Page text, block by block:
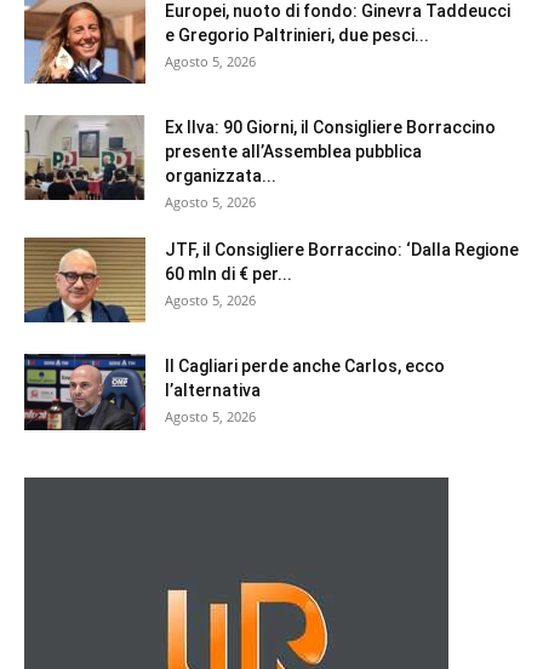
Europei, nuoto di fondo: Ginevra Taddeucci
e Gregorio Paltrinieri, due pesci...
Agosto 5, 2026
Ex Ilva: 90 Giorni, il Consigliere Borraccino
presente all’Assemblea pubblica
organizzata...
Agosto 5, 2026
JTF, il Consigliere Borraccino: ‘Dalla Regione
60 mln di € per...
Agosto 5, 2026
Il Cagliari perde anche Carlos, ecco
l’alternativa
Agosto 5, 2026